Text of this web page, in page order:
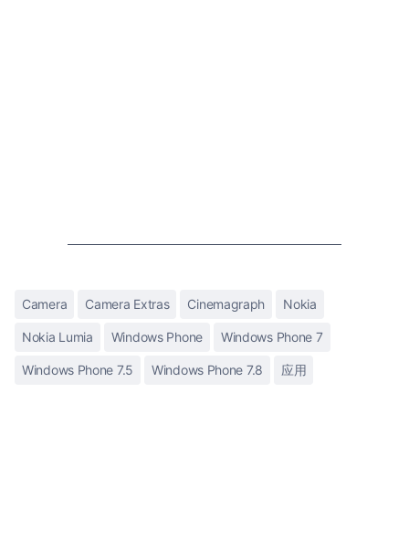
Camera Camera Extras Cinemagraph Nokia
Nokia Lumia Windows Phone Windows Phone 7
Windows Phone 7.5 Windows Phone 7.8 应用